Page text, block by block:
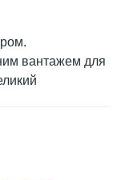
вантажем для